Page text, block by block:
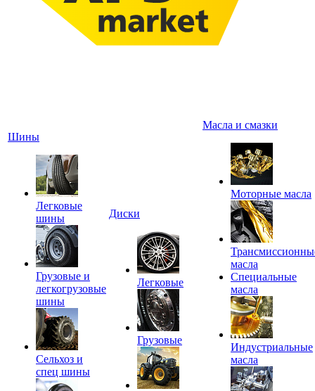
Шины
Легковые
шины
Грузовые и
легкогрузовые
шины
Сельхоз и
спец шины
Диски
Легковые
Грузовые
Масла и смазки
Моторные масла
масла
Специальные
масла
Индустриальные
масла